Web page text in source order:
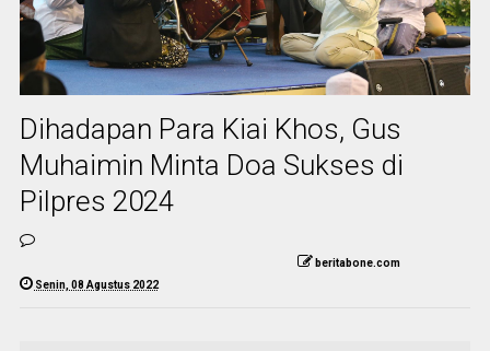
Dihadapan Para Kiai Khos, Gus
Muhaimin Minta Doa Sukses di
Pilpres 2024
beritabone.com
Senin, 08 Agustus 2022